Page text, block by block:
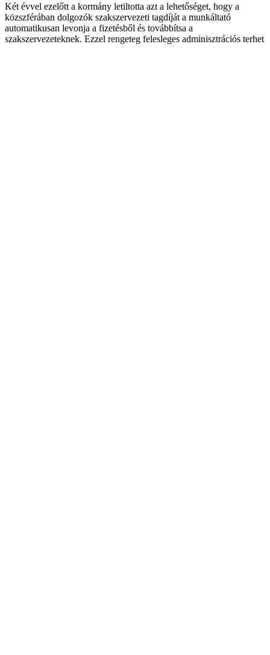
Két évvel ezelőtt a kormány letiltotta azt a lehetőséget, hogy a
közszférában dolgozók szakszervezeti tagdíját a munkáltató
automatikusan levonja a fizetésből és továbbítsa a
szakszervezeteknek. Ezzel rengeteg felesleges adminisztrációs terhet